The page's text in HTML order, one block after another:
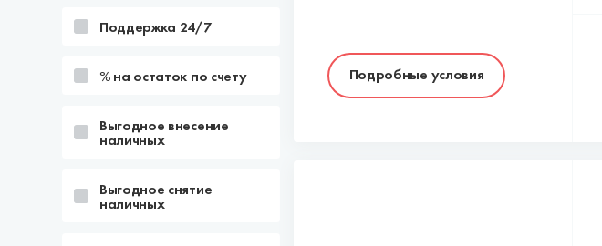
Поддержка 24/7
% на остаток по счету
Выгодное внесение
наличных
Выгодное снятие
наличных
Подробные условия